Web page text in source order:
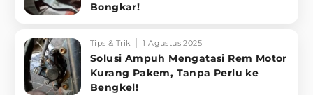
Bongkar!
Tips & Trik 1 Agustus 2025
Solusi Ampuh Mengatasi Rem Motor
Kurang Pakem, Tanpa Perlu ke
Bengkel!